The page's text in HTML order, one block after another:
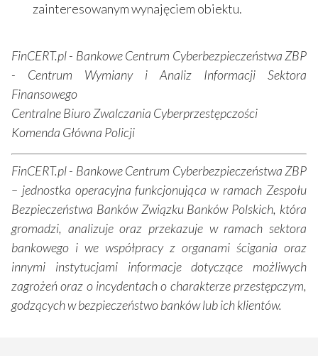
zainteresowanym wynajęciem obiektu.
FinCERT.pl - Bankowe Centrum Cyberbezpieczeństwa ZBP
- Centrum Wymiany i Analiz Informacji Sektora
Finansowego
Centralne Biuro Zwalczania Cyberprzestępczości
Komenda Główna Policji
FinCERT.pl - Bankowe Centrum Cyberbezpieczeństwa ZBP
– jednostka operacyjna funkcjonująca w ramach Zespołu
Bezpieczeństwa Banków Związku Banków Polskich, która
gromadzi, analizuje oraz przekazuje w ramach sektora
bankowego i we współpracy z organami ścigania oraz
innymi instytucjami informacje dotyczące możliwych
zagrożeń oraz o incydentach o charakterze przestępczym,
godzących w bezpieczeństwo banków lub ich klientów.